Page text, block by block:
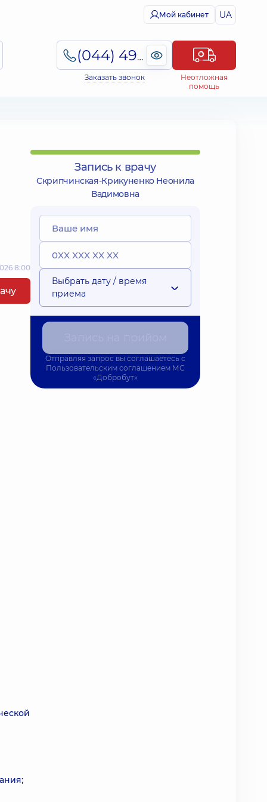
Мой кабинет UA
(044) 495-2-888
Заказать звонок
Неотложная
помощь
8:00
Запись к врачу
Скрипчинская-Крикуненко Неонила
Вадимовна
Выбрать дату / время
приема
Отправляя запрос вы соглашаетесь с
Пользовательским соглашением МС
«Добробут»